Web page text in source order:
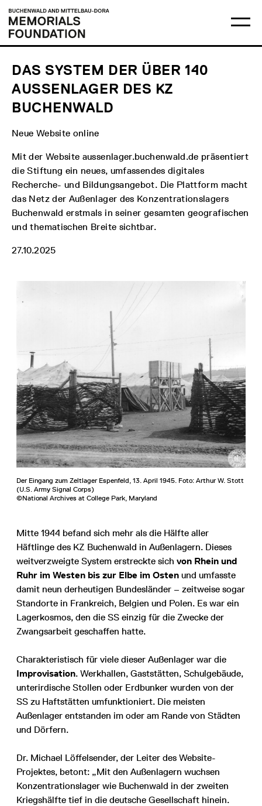
content
menu
Buchenwald
and
Mittelbau-
Dora
Memorials
DAS SYSTEM DER ÜBER 140
AUSSENLAGER DES KZ B
UCHENWALD
Neue Website online
Mit der Website aussenlager.buchenwald.de präsentiert
die Stiftung ein neues, umfassendes digitales
Recherche- und Bildungsangebot. Die Plattform macht
das Netz der Außenlager des Konzentrationslagers
Buchenwald erstmals in seiner gesamten geografischen
und thematischen Breite sichtbar.
27.10.2025
Der Eingang zum Zeltlager Espenfeld, 13. April 1945. Foto: Arthur W. Stott
(U.S. Army Signal Corps)
©National Archives at College Park, Maryland
Mitte 1944 befand sich mehr als die Hälfte aller
Häftlinge des KZ Buchenwald in Außenlagern. Dieses
weitverzweigte System erstreckte sich von Rhein und
Ruhr im Westen bis zur Elbe im Osten und umfasste
damit neun derheutigen Bundesländer – zeitweise sogar
Standorte in Frankreich, Belgien und Polen. Es war ein
Lagerkosmos, den die SS einzig für die Zwecke der
Zwangsarbeit geschaffen hatte.
Charakteristisch für viele dieser Außenlager war die
Improvisation. Werkhallen, Gaststätten, Schulgebäude,
unterirdische Stollen oder Erdbunker wurden von der
SS zu Haftstätten umfunktioniert. Die meisten
Außenlager entstanden im oder am Rande von Städten
und Dörfern.
Dr. Michael Löffelsender, der Leiter des Website-
Projektes, betont: „Mit den Außenlagern wuchsen
Konzentrationslager wie Buchenwald in der zweiten
Kriegshälfte tief in die deutsche Gesellschaft hinein.